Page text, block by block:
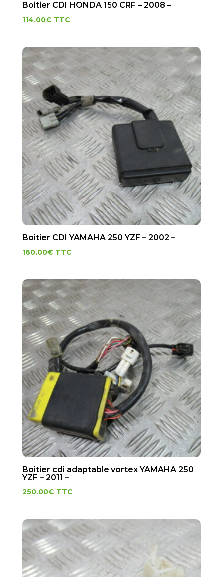
Boitier CDI HONDA 150 CRF – 2008 –
114.00€ TTC
Boitier CDI YAMAHA 250 YZF – 2002 –
160.00€ TTC
Boitier cdi adaptable vortex YAMAHA 250
YZF – 2011 –
250.00€ TTC